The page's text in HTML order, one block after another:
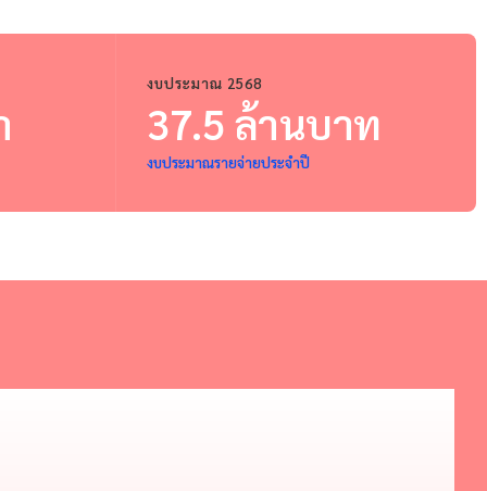
งบประมาณ 2568
37.5 ล้านบาท
งบประมาณรายจ่ายประจำปี